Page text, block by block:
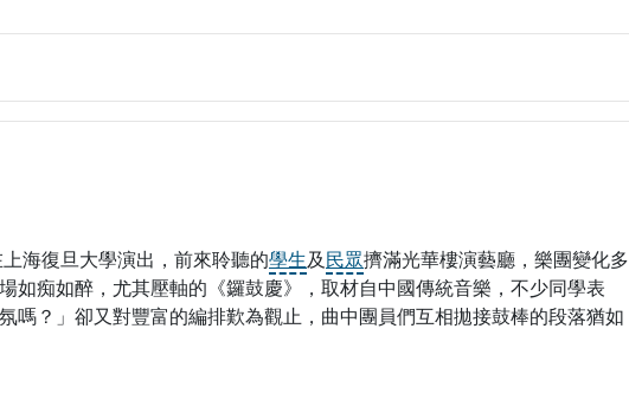
復旦大學演出，前來聆聽的學生及 民眾擠滿光華樓演藝廳，樂團變化多
如痴如醉，尤其壓軸的《鑼鼓慶》，取材自中國傳統音樂，不少同學表
嗎？」卻又對豐富的編排歎為觀止，曲中團員們互相拋接鼓棒的段落猶如